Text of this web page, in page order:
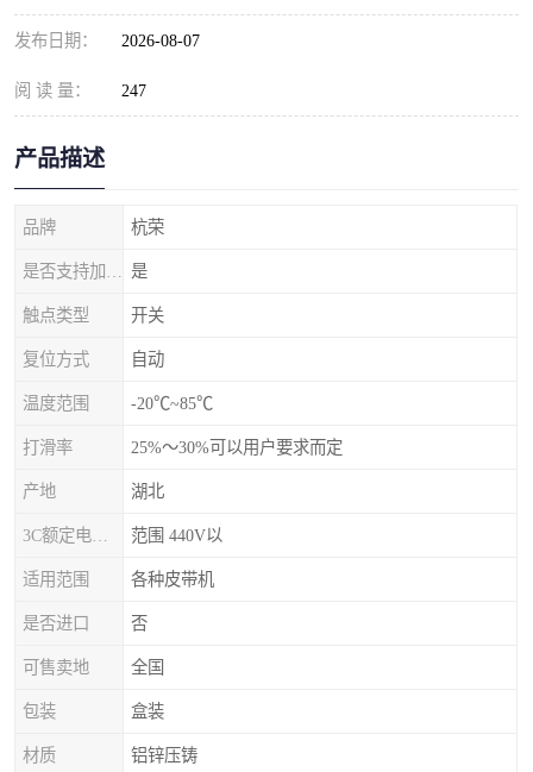
发布日期： 2026-08-07
阅 读 量： 247
产品描述
品牌 杭荣
是
触点类型 开关
复位方式 自动
温度范围 -20℃~85℃
打滑率 25%～30%可以用户要求而定
产地 湖北
范围 440V以
适用范围 各种皮带机
是否进口 否
可售卖地 全国
包装 盒装
材质 铝锌压铸